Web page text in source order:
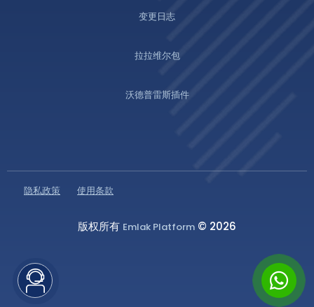
变更日志
拉拉维尔包
沃德普雷斯插件
隐私政策 使用条款
版权所有 Emlak Platform © 2026